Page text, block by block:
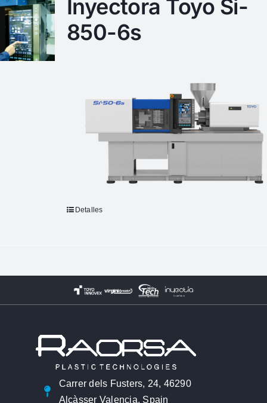
Inyectora Toyo Si-
850-6s
Detalles
Carrer dels Fusters, 24, 46290
Alcàsser Valencia, Spain